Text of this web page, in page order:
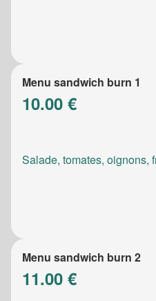
Menu sandwich burn 1
10.00 €
Salade, tomates, oignons,
Menu sandwich burn 2
11.00 €